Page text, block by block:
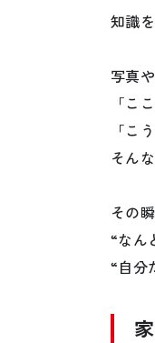
知識
写真
「こ
「こ
そん
その
“なん
“自分